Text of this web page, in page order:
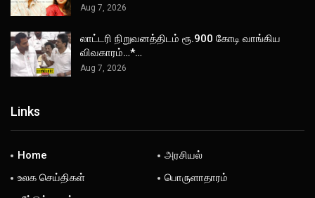
Aug 7, 2026
லாட்டரி நிறுவனத்திடம் ரூ.900 கோடி வாங்கிய
விவகாரம்…*…
Aug 7, 2026
Links
Home
அரசியல்
உலக செய்திகள்
பொருளாதாரம்